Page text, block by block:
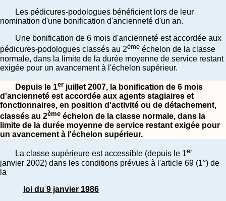
Les pédicures-podologues bénéficient lors de leur
nomination d'une bonification d'ancienneté d'un an.
Une bonification de 6 mois d'ancienneté est accordée aux
pédicures-podologues classés au 2ème échelon de la classe
normale, dans la limite de la durée moyenne de service restant
exigée pour un avancement à l'échelon supérieur.
Depuis le 1er juillet 2007, la bonification de 6 mois
d'ancienneté est accordée aux agents stagiaires et
fonctionnaires, en position d'activité ou de détachement,
classés au 2ème échelon de la classe normale, dans la
limite de la durée moyenne de service restant exigée pour
un avancement à l'échelon supérieur.
La classe supérieure est accessible (depuis le 1er
janvier 2002) dans les conditions prévues à l'article 69 (1°) de
la
loi du 9 janvier 1986